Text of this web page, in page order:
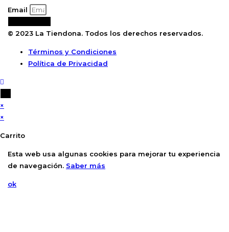
Email
© 2023 La Tiendona. Todos los derechos reservados.
Términos y Condiciones
Política de Privacidad
×
×
Carrito
Esta web usa algunas cookies para mejorar tu experiencia
de navegación. Saber más
ok